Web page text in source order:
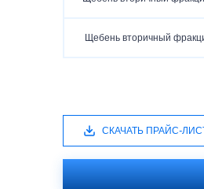
Щебень вторичный
СКАЧАТЬ ПРАЙС-